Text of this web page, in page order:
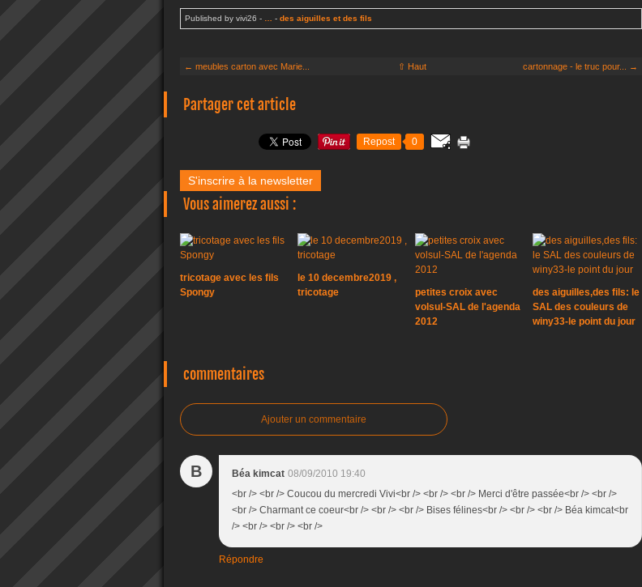
Published by vivi26 - - des aiguilles et des fils
← meubles carton avec Marie... ⇧ Haut cartonnage - le truc pour... →
Partager cet article
Repost 0
S'inscrire à la newsletter
Vous aimerez aussi :
tricotage avec les fils
Spongy
le 10 decembre2019 ,
tricotage
petites croix avec
volsul-SAL de l'agenda
2012
des aiguilles,des fils: le
SAL des couleurs de
winy33-le point du jour
commentaires
Ajouter un commentaire
B Béa kimcat 08/09/2010 19:40
<br /> <br /> Coucou du mercredi Vivi<br /> <br /> <br /> Merci d'être passée<br /> <br />
<br /> Charmant ce coeur<br /> <br /> <br /> Bises félines<br /> <br /> <br /> Béa kimcat<br
/> <br /> <br /> <br />
Répondre